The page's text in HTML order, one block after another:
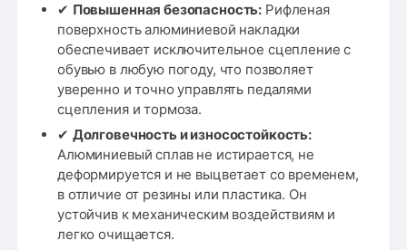
✔ Повышенная безопасность: Рифленая
поверхность алюминиевой накладки
обеспечивает исключительное сцепление с
обувью в любую погоду, что позволяет
уверенно и точно управлять педалями
сцепления и тормоза.
✔ Долговечность и износостойкость:
Алюминиевый сплав не истирается, не
деформируется и не выцветает со временем,
в отличие от резины или пластика. Он
устойчив к механическим воздействиям и
легко очищается.